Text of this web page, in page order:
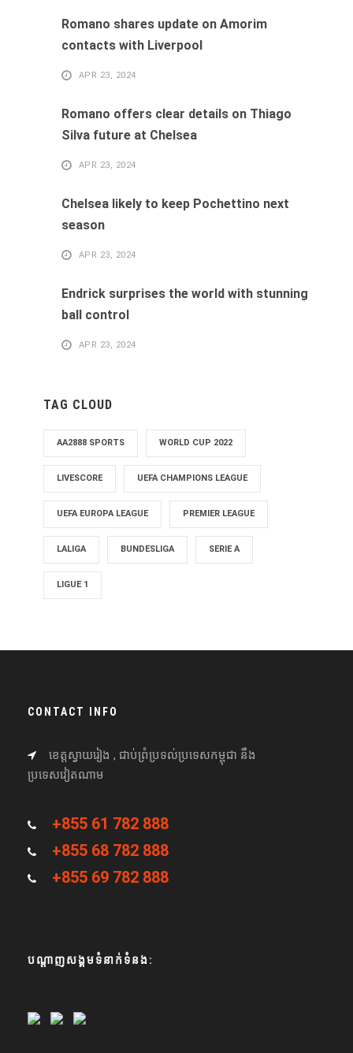
Romano shares update on Amorim
contacts with Liverpool
APR 23, 2024
Romano offers clear details on Thiago
Silva future at Chelsea
APR 23, 2024
Chelsea likely to keep Pochettino next
season
APR 23, 2024
Endrick surprises the world with stunning
ball control
APR 23, 2024
TAG CLOUD
AA2888 SPORTS WORLD CUP 2022
LIVESCORE UEFA CHAMPIONS LEAGUE
UEFA EUROPA LEAGUE PREMIER LEAGUE
LALIGA BUNDESLIGA SERIE A
LIGUE 1
CONTACT INFO
ខេត្តស្វាយរៀង , ជាប់ព្រំប្រទល់ប្រទេសកម្ពុជា នឹង
ប្រទេសវៀតណាម
+855 61 782 888
+855 68 782 888
+855 69 782 888
បណ្តាញសង្គមទំនាក់ទំនង: